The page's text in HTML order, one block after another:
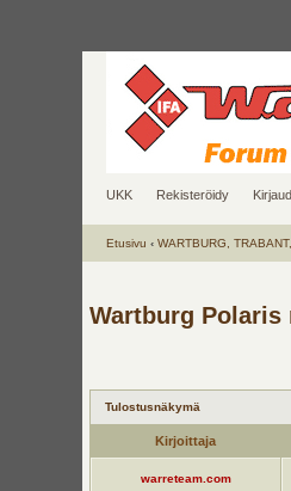
UKK Rekisteröidy
Etusivu ‹ WARTBURG,
Wartburg
Tulostusnäkymä
Kirjoittaja
warreteam.com